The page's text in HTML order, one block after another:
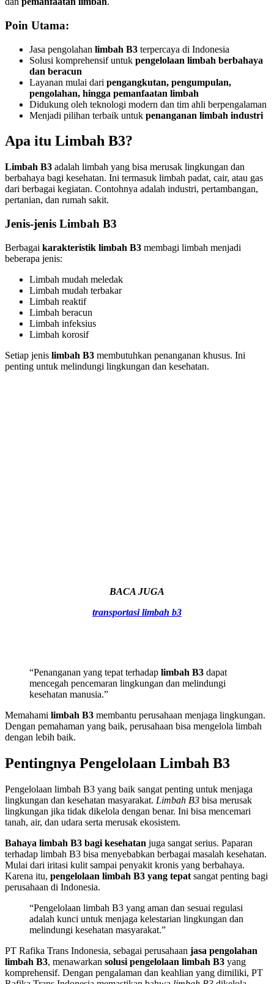
Poin Utama:
Jasa pengolahan limbah B3 terpercaya di Indonesia
Solusi komprehensif untuk pengelolaan limbah berbahaya
dan beracun
Layanan mulai dari pengangkutan, pengumpulan,
pengolahan, hingga pemanfaatan limbah
Didukung oleh teknologi modern dan tim ahli berpengalaman
Menjadi pilihan terbaik untuk penanganan limbah industri
Apa itu Limbah B3?
Limbah B3 adalah limbah yang bisa merusak lingkungan dan
berbahaya bagi kesehatan. Ini termasuk limbah padat, cair, atau gas
dari berbagai kegiatan. Contohnya adalah industri, pertambangan,
pertanian, dan rumah sakit.
Jenis-jenis Limbah B3
Berbagai karakteristik limbah B3 membagi limbah menjadi
beberapa jenis:
Limbah mudah meledak
Limbah mudah terbakar
Limbah reaktif
Limbah beracun
Limbah infeksius
Limbah korosif
Setiap jenis limbah B3 membutuhkan penanganan khusus. Ini
penting untuk melindungi lingkungan dan kesehatan.
BACA JUGA
transportasi limbah b3
“Penanganan yang tepat terhadap limbah B3 dapat
mencegah pencemaran lingkungan dan melindungi
kesehatan manusia.”
Memahami limbah B3 membantu perusahaan menjaga lingkungan.
Dengan pemahaman yang baik, perusahaan bisa mengelola limbah
dengan lebih baik.
Pentingnya Pengelolaan Limbah B3
Pengelolaan limbah B3 yang baik sangat penting untuk menjaga
lingkungan dan kesehatan masyarakat. Limbah B3 bisa merusak
lingkungan jika tidak dikelola dengan benar. Ini bisa mencemari
tanah, air, dan udara serta merusak ekosistem.
Bahaya limbah B3 bagi kesehatan juga sangat serius. Paparan
terhadap limbah B3 bisa menyebabkan berbagai masalah kesehatan.
Mulai dari iritasi kulit sampai penyakit kronis yang berbahaya.
Karena itu, pengelolaan limbah B3 yang tepat sangat penting bagi
perusahaan di Indonesia.
“Pengelolaan limbah B3 yang aman dan sesuai regulasi
adalah kunci untuk menjaga kelestarian lingkungan dan
melindungi kesehatan masyarakat.”
PT Rafika Trans Indonesia, sebagai perusahaan jasa pengolahan
limbah B3, menawarkan solusi pengelolaan limbah B3 yang
komprehensif. Dengan pengalaman dan keahlian yang dimiliki, PT